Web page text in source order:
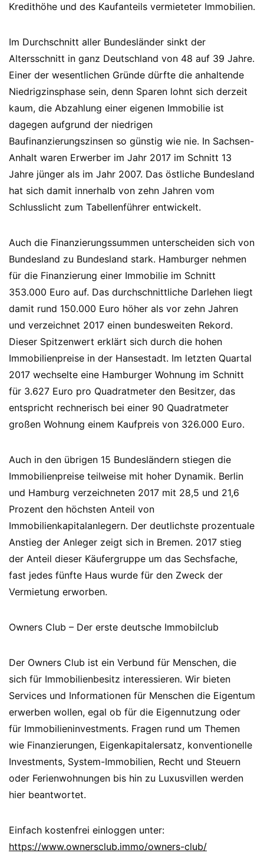
Kredithöhe und des Kaufanteils vermieteter Immobilien.
Im Durchschnitt aller Bundesländer sinkt der
Altersschnitt in ganz Deutschland von 48 auf 39 Jahre.
Einer der wesentlichen Gründe dürfte die anhaltende
Niedrigzinsphase sein, denn Sparen lohnt sich derzeit
kaum, die Abzahlung einer eigenen Immobilie ist
dagegen aufgrund der niedrigen
Baufinanzierungszinsen so günstig wie nie. In Sachsen-
Anhalt waren Erwerber im Jahr 2017 im Schnitt 13
Jahre jünger als im Jahr 2007. Das östliche Bundesland
hat sich damit innerhalb von zehn Jahren vom
Schlusslicht zum Tabellenführer entwickelt.
Auch die Finanzierungssummen unterscheiden sich von
Bundesland zu Bundesland stark. Hamburger nehmen
für die Finanzierung einer Immobilie im Schnitt
353.000 Euro auf. Das durchschnittliche Darlehen liegt
damit rund 150.000 Euro höher als vor zehn Jahren
und verzeichnet 2017 einen bundesweiten Rekord.
Dieser Spitzenwert erklärt sich durch die hohen
Immobilienpreise in der Hansestadt. Im letzten Quartal
2017 wechselte eine Hamburger Wohnung im Schnitt
für 3.627 Euro pro Quadratmeter den Besitzer, das
entspricht rechnerisch bei einer 90 Quadratmeter
großen Wohnung einem Kaufpreis von 326.000 Euro.
Auch in den übrigen 15 Bundesländern stiegen die
Immobilienpreise teilweise mit hoher Dynamik. Berlin
und Hamburg verzeichneten 2017 mit 28,5 und 21,6
Prozent den höchsten Anteil von
Immobilienkapitalanlegern. Der deutlichste prozentuale
Anstieg der Anleger zeigt sich in Bremen. 2017 stieg
der Anteil dieser Käufergruppe um das Sechsfache,
fast jedes fünfte Haus wurde für den Zweck der
Vermietung erworben.
Owners Club – Der erste deutsche Immobilclub
Der Owners Club ist ein Verbund für Menschen, die
sich für Immobilienbesitz interessieren. Wir bieten
Services und Informationen für Menschen die Eigentum
erwerben wollen, egal ob für die Eigennutzung oder
für Immobilieninvestments. Fragen rund um Themen
wie Finanzierungen, Eigenkapitalersatz, konventionelle
Investments, System-Immobilien, Recht und Steuern
oder Ferienwohnungen bis hin zu Luxusvillen werden
hier beantwortet.
Einfach kostenfrei einloggen unter:
https://www.ownersclub.immo/owners-club/